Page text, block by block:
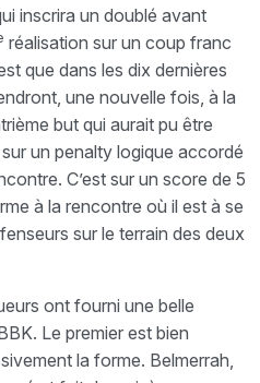
inscrira un doublé avant
réalisation sur un coup franc
que dans les dix dernières
une nouvelle fois, à la
but qui aurait pu être
un penalty logique accordé
C’est sur un score de 5
à la rencontre où il est à se
sur le terrain des deux
ont fourni une belle
Le premier est bien
la forme. Belmerrah,